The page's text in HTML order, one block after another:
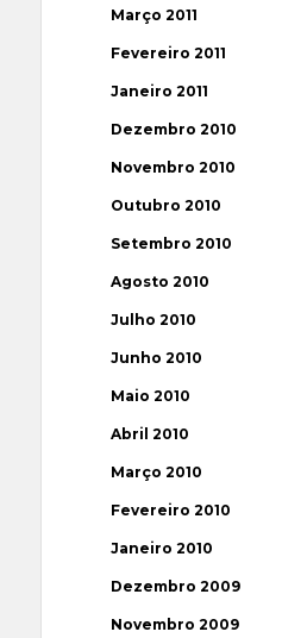
Março 2011
Fevereiro 2011
Janeiro 2011
Dezembro 2010
Novembro 2010
Outubro 2010
Setembro 2010
Agosto 2010
Julho 2010
Junho 2010
Maio 2010
Abril 2010
Março 2010
Fevereiro 2010
Janeiro 2010
Dezembro 2009
Novembro 2009